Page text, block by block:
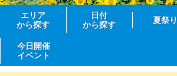
エリア
から探す
日付
から探す
夏祭り
今日開催
イベント